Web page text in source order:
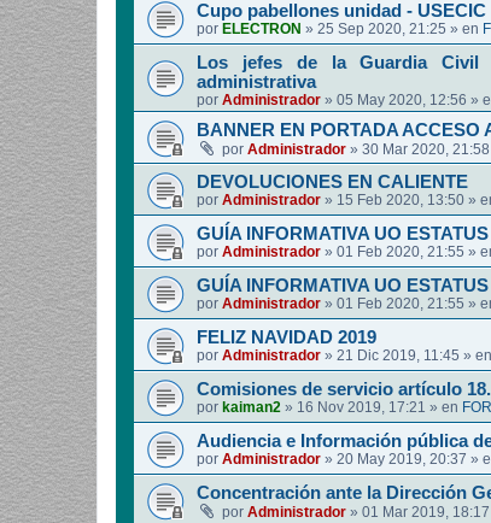
Cupo pabellones unidad - USECIC
por ELECTRON » 25 Sep 2020, 21:25 » en
Los jefes de la Guardia Civil
administrativa
por Administrador » 05 May 2020, 12:56 »
BANNER EN PORTADA ACCESO
por Administrador » 30 Mar 2020, 21:58
DEVOLUCIONES EN CALIENTE
por Administrador » 15 Feb 2020, 13:50 »
GUÍA INFORMATIVA UO
por Administrador » 01 Feb 2020, 21:55 »
GUÍA INFORMATIVA UO
por Administrador » 01 Feb 2020, 21:55 »
FELIZ NAVIDAD 2019
por Administrador » 21 Dic 2019, 11:45 » en
Comisiones de servicio artículo
por kaiman2 » 16 Nov 2019, 17:21 » en
Audiencia e Información pública
por Administrador » 20 May 2019, 20:37 »
Concentración ante la Dirección
por Administrador » 01 Mar 2019, 18:17